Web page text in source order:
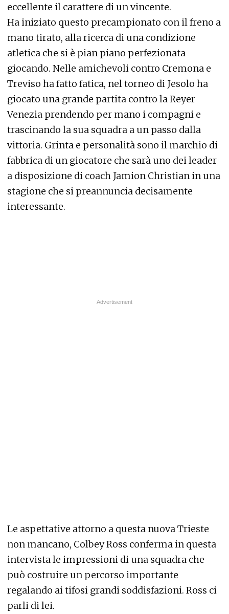
eccellente il carattere di un vincente.
Ha iniziato questo precampionato con il freno a
mano tirato, alla ricerca di una condizione
atletica che si è pian piano perfezionata
giocando. Nelle amichevoli contro Cremona e
Treviso ha fatto fatica, nel torneo di Jesolo ha
giocato una grande partita contro la Reyer
Venezia prendendo per mano i compagni e
trascinando la sua squadra a un passo dalla
vittoria. Grinta e personalità sono il marchio di
fabbrica di un giocatore che sarà uno dei leader
a disposizione di coach Jamion Christian in una
stagione che si preannuncia decisamente
interessante.
Le aspettative attorno a questa nuova Trieste
non mancano, Colbey Ross conferma in questa
intervista le impressioni di una squadra che
può costruire un percorso importante
regalando ai tifosi grandi soddisfazioni. Ross ci
parli di lei.